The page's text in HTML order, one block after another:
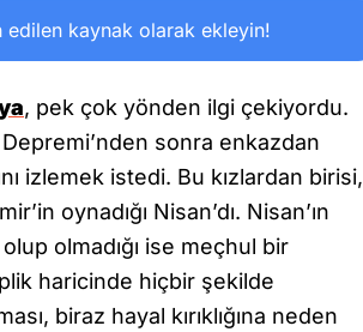
edilen kaynak olarak ekleyin!
, pek çok yönden ilgi çekiyordu.
sonra enkazdan
izlemek istedi. Bu kızlardan birisi,
oynadığı Nisan’dı. Nisan’ın
olmadığı ise meçhul bir
haricinde hiçbir şekilde
biraz hayal kırıklığına neden